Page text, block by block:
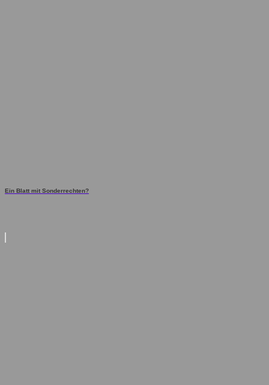
Ein Blatt mit Sonderrechten?